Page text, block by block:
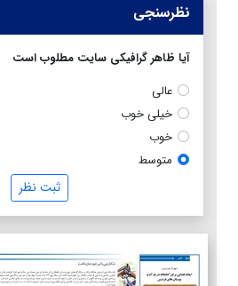
نظرسنجی
آیا ظاهر گرافیکی سایت مطلوب است
عالی
خیلی خوب
خوب
متوسط
ثبت نظر